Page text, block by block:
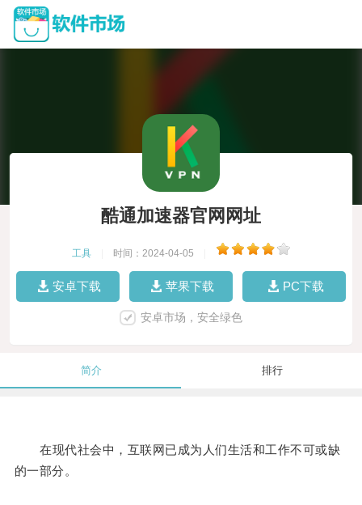
酷通加速器官网网址
工具 时间：2024-04-05
安卓下载 苹果下载 PC下载
安卓市场，安全绿色
简介 排行
在现代社会中，互联网已成为人们生活和工作不可或缺
的一部分。